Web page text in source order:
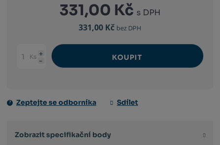
331,00 Kč s DPH
331,00 Kč bez DPH
Změnit
Navýšit
Snížit
Ks KOUPIT
Zeptejte se odborníka Sdílet
Zobrazit specifikační body